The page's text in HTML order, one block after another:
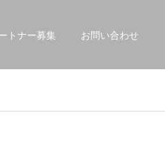
トナー募集 お問い合わせ